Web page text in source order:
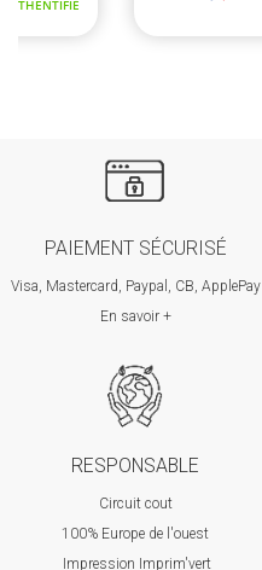
PAIEMENT SÉCURISÉ
Visa, Mastercard, Paypal, CB, ApplePay
En savoir +
RESPONSABLE
Circuit cout
100% Europe de l'ouest
Impression Imprim'vert